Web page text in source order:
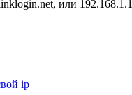
или
ip